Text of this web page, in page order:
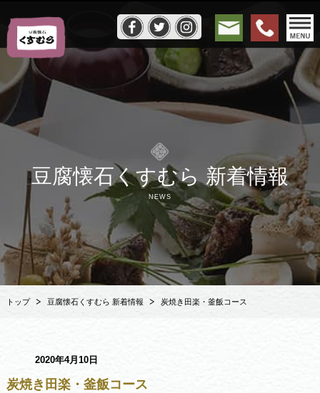
豆腐懐石くすむら 新着情報
NEWS
トップ 豆腐懐石くすむら 新着情報 炭焼き田楽・釜飯コース
2020年4月10日
炭焼き田楽・釜飯コース